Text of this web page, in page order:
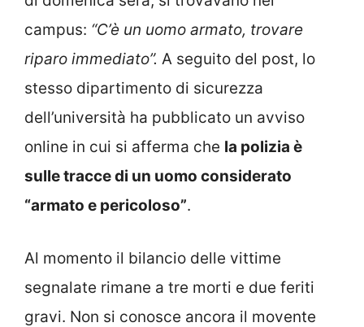
campus: “C’è un uomo armato, trovare
riparo immediato”. A seguito del post, lo
stesso dipartimento di sicurezza
dell’università ha pubblicato un avviso
online in cui si afferma che la polizia è
sulle tracce di un uomo considerato
“armato e pericoloso”.
Al momento il bilancio delle vittime
segnalate rimane a tre morti e due feriti
gravi. Non si conosce ancora il movente